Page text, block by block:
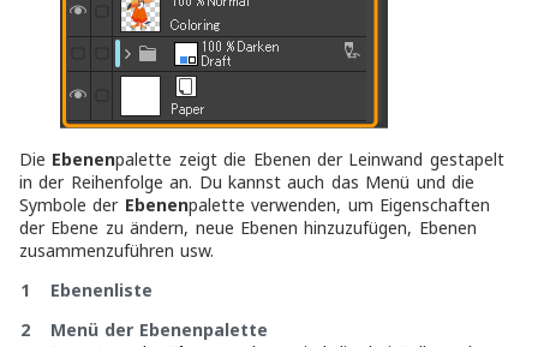
Die Ebenenpalette zeigt die Ebenen der Leinwand gestapelt
in der Reihenfolge an. Du kannst auch das Menü und die
Symbole der Ebenenpalette verwenden, um Eigenschaften
der Ebene zu ändern, neue Ebenen hinzuzufügen, Ebenen
zusammenzuführen usw.
1 Ebenenliste
2 Menü der Ebenenpalette